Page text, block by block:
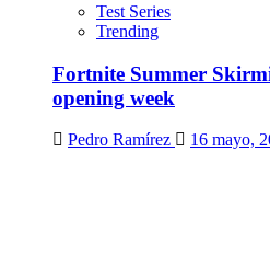
Test Series
Trending
Fortnite Summer
opening week
Pedro Ramírez 16 mayo,